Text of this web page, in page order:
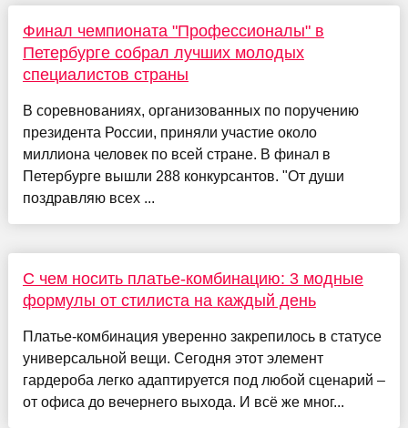
Финал чемпионата "Профессионалы" в
Петербурге собрал лучших молодых
специалистов страны
В соревнованиях, организованных по поручению
президента России, приняли участие около
миллиона человек по всей стране. В финал в
Петербурге вышли 288 конкурсантов. "От души
поздравляю всех ...
С чем носить платье-комбинацию: 3 модные
формулы от стилиста на каждый день
Платье-комбинация уверенно закрепилось в статусе
универсальной вещи. Сегодня этот элемент
гардероба легко адаптируется под любой сценарий –
от офиса до вечернего выхода. И всё же мног...